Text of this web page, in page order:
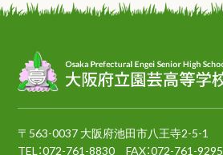
〒563-0037 大阪府池田市八王寺2-5-1
TEL：072-761-8830 FAX：072-761-9295